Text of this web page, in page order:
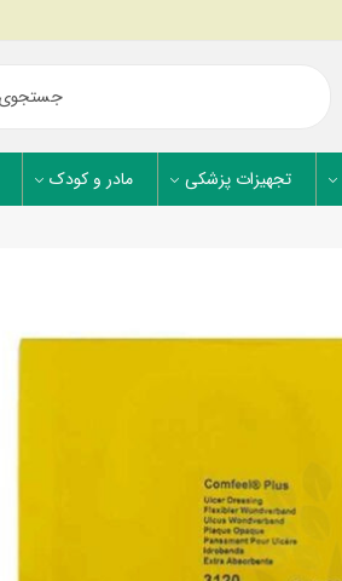
تجهیزات پزشکی مادر و کودک